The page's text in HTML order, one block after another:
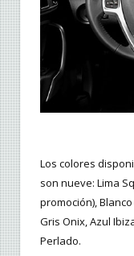
Los colores
son nueve: Lima
promoción),
Gris Onix, Azul
Perlado.